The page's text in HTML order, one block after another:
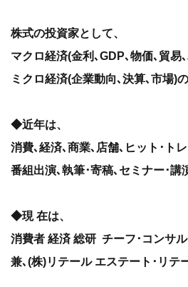
株式の投資家として、
マクロ経済(金利､GDP､物価､貿易
ミクロ経済(企業動向､決算､市場)
◆近年は、
消費､経済､商業､店舗､ヒット･ト
番組出演､執筆･寄稿､セミナー･講
◆現 在は、
消費者 経済 総研 チーフ･コンサル
兼､(株)リテール エステート･リテ